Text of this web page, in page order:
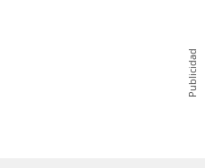
Publicidad